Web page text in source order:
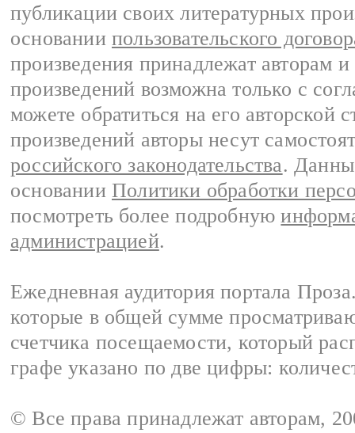
публикации своих литературных
основании пользовательского
произведения принадлежат авторам
произведений возможна только с
можете обратиться на его авторской
произведений авторы несут
российского законодательства.
основании Политики обработки
посмотреть более подробную
администрацией.
Ежедневная аудитория портала
которые в общей сумме
счетчика посещаемости, который
графе указано по две цифры:
© Все права принадлежат авторам,